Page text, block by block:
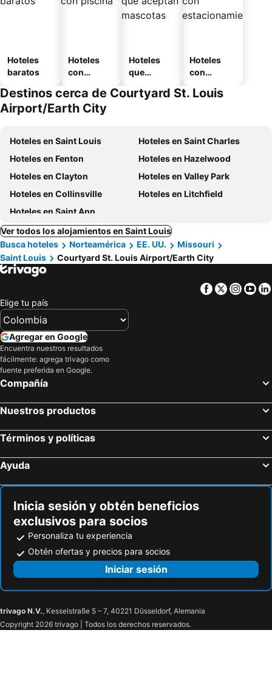
Hoteles
baratos
Hoteles
con
Hoteles
que
mascotas
Hoteles
con
miento
Destinos cerca de Courtyard St. Louis
Airport/Earth City
Hoteles en Saint Louis
Hoteles en Saint Charles
Hoteles en Fenton
Hoteles en Hazelwood
Hoteles en Clayton
Hoteles en Valley Park
Hoteles en Collinsville
Hoteles en Litchfield
Hoteles en Saint Ann
Ver todos los alojamientos en Saint Louis
Busca hoteles
Norteamérica EE. UU.
Missouri
Saint Louis
Courtyard St. Louis Airport/Earth City
Facebook
Twitter
Elige tu país
Agregar en Google
Encuentra nuestros resultados
fácilmente: agrega trivago como
fuente preferida en Google.
Compañía
Nuestros productos
Términos y políticas
Ayuda
Inicia sesión y obtén beneficios
exclusivos para socios
Personaliza tu experiencia
Obtén ofertas y precios para socios
Iniciar sesión
trivago N.V., Kesselstraße 5 – 7, 40221 Düsseldorf, Alemania
Copyright 2026 trivago | Todos los derechos reservados.